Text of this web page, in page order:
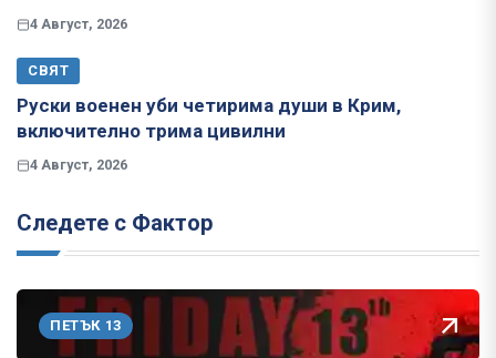
4 Август, 2026
СВЯТ
Руски военен уби четирима души в Крим,
включително трима цивилни
4 Август, 2026
Следете с Фактор
ПЕТЪК 13